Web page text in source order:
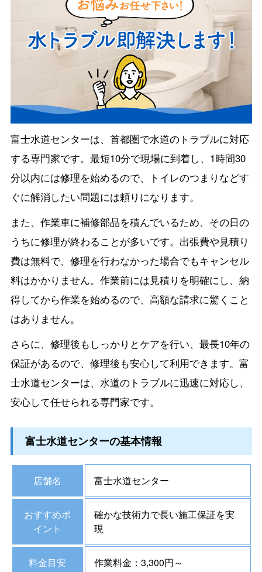
富士水道センターは、首都圏で水道のトラブルに対応
する専門家です。最短10分で現場に到着し、1時間30
分以内には修理を始めるので、トイレのつまりなどす
ぐに解消したい問題には頼りになります。
また、作業車に補修部品を積んでいるため、その日の
うちに修理が終わることが多いです。出張費や見積り
費は無料で、修理を行わなかった場合でもキャンセル
料はかかりません。作業前には見積りを明確にし、納
得してから作業を始めるので、高額な請求に驚くこと
はありません。
さらに、修理後もしっかりとケアを行い、最長10年の
保証があるので、修理後も安心して利用できます。富
士水道センターは、水道のトラブルに迅速に対応し、
安心して任せられる専門家です。
富士水道センターの基本情報
店舗名 富士水道センター
おすすめポ
イント
確かな技術力で長い施工保証を実
現
料金目安 作業料金：3,300円～